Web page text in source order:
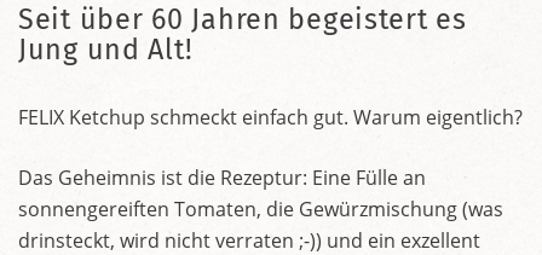
Seit über 60 Jahren begeistert es
Jung und Alt!
FELIX Ketchup schmeckt einfach gut. Warum eigentlich?
Das Geheimnis ist die Rezeptur: Eine Fülle an
sonnengereiften Tomaten, die Gewürzmischung (was
drinsteckt, wird nicht verraten ;-)) und ein exzellent